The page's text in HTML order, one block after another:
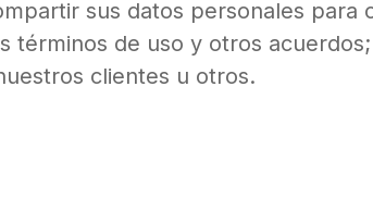
sus datos personales para
términos de uso y otros
clientes u otros.